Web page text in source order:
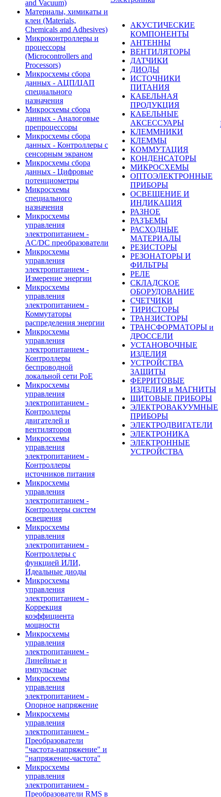
and Vacuum)
Материалы, химикаты и
клеи (Materials,
Chemicals and Adhesives)
Микроконтроллеры и
процессоры
(Microcontrollers and
Processors)
Микросхемы сбора
данных - АЦП/ЦАП
специального
назначения
Микросхемы сбора
данных - Аналоговые
препроцессоры
Микросхемы сбора
данных - Контроллеры с
сенсорным экраном
Микросхемы сбора
данных - Цифровые
потенциометры
Микросхемы
специального
назначения
Микросхемы
управления
электропитанием -
AC/DC преобразователи
Микросхемы
управления
электропитанием -
Измерение энергии
Микросхемы
управления
электропитанием -
Коммутаторы
распределения энергии
Микросхемы
управления
электропитанием -
Контроллеры
беспроводной
локальной сети PoE
Микросхемы
управления
электропитанием -
Контроллеры
двигателей и
вентиляторов
Микросхемы
управления
электропитанием -
Контроллеры
источников питания
Микросхемы
управления
электропитанием -
Контроллеры систем
освещения
Микросхемы
управления
электропитанием -
Контроллеры с
функцией ИЛИ,
Идеальные диоды
Микросхемы
управления
электропитанием -
Коррекция
коэффициента
мощности
Микросхемы
управления
электропитанием -
Линейные и
импульсные
Микросхемы
управления
электропитанием -
Опорное напряжение
Микросхемы
управления
электропитанием -
Преобразователи
"частота-напряжение" и
"напряжение-частота"
Микросхемы
управления
электропитанием -
Преобразователи RMS в
АКУСТИЧЕСКИЕ
КОМПОНЕНТЫ
АНТЕННЫ
ВЕНТИЛЯТОРЫ
ДАТЧИКИ
ДИОДЫ
ИСТОЧНИКИ
ПИТАНИЯ
КАБЕЛЬНАЯ
ПРОДУКЦИЯ
КАБЕЛЬНЫЕ
АКСЕССУАРЫ
КЛЕММНИКИ
КЛЕММЫ
КОММУТАЦИЯ
КОНДЕНСАТОРЫ
МИКРОСХЕМЫ
ОПТОЭЛЕКТРОННЫЕ
ПРИБОРЫ
ОСВЕЩЕНИЕ И
ИНДИКАЦИЯ
РАЗНОЕ
РАЗЪЕМЫ
РАСХОДНЫЕ
МАТЕРИАЛЫ
РЕЗИСТОРЫ
РЕЗОНАТОРЫ И
ФИЛЬТРЫ
РЕЛЕ
СКЛАДСКОЕ
ОБОРУДОВАНИЕ
СЧЕТЧИКИ
ТИРИСТОРЫ
ТРАНЗИСТОРЫ
ТРАНСФОРМАТОРЫ и
ДРОССЕЛИ
УСТАНОВОЧНЫЕ
ИЗДЕЛИЯ
УСТРОЙСТВА
ЗАЩИТЫ
ФЕРРИТОВЫЕ
ИЗДЕЛИЯ и МАГНИТЫ
ЩИТОВЫЕ ПРИБОРЫ
ЭЛЕКТРОВАКУУМНЫЕ
ПРИБОРЫ
ЭЛЕКТРОДВИГАТЕЛИ
ЭЛЕКТРОНИКА
ЭЛЕКТРОННЫЕ
УСТРОЙСТВА